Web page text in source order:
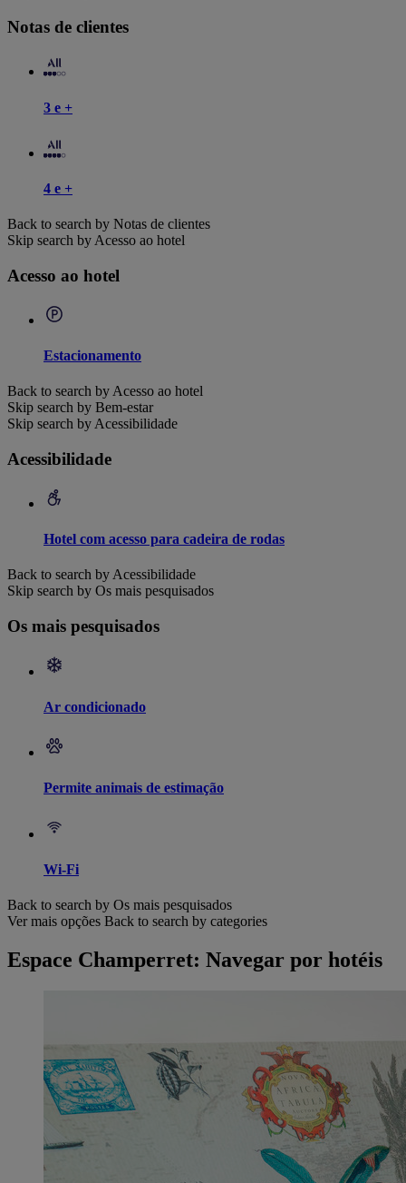
Notas de clientes
3 e +
4 e +
Back to search by Notas de clientes
Skip search by Acesso ao hotel
Acesso ao hotel
Estacionamento
Back to search by Acesso ao hotel
Skip search by Bem-estar
Skip search by Acessibilidade
Acessibilidade
Hotel com acesso para cadeira de rodas
Back to search by Acessibilidade
Skip search by Os mais pesquisados
Os mais pesquisados
Ar condicionado
Permite animais de estimação
Wi-Fi
Back to search by Os mais pesquisados
Ver mais opções Back to search by categories
Espace Champerret: Navegar por hotéis